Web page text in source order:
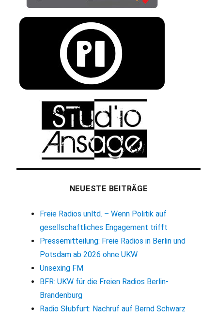
NEUESTE BEITRÄGE
Freie Radios unltd. – Wenn Politik auf
gesellschaftliches Engagement trifft
Pressemitteilung: Freie Radios in Berlin und
Potsdam ab 2026 ohne UKW
Unsexing FM
BFR: UKW für die Freien Radios Berlin-
Brandenburg
Radio Słubfurt: Nachruf auf Bernd Schwarz